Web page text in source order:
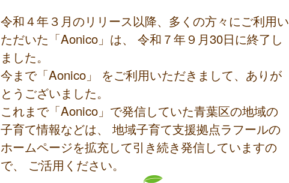
令和４年３月のリリース以降、多くの方々にご利用い
ただいた「Aonico」は、 令和７年９月30日に終了し
ました。
今まで「Aonico」 をご利用いただきまして、ありが
とうございました。
これまで「Aonico」で発信していた青葉区の地域の
子育て情報などは、 地域子育て支援拠点ラフールの
ホームページを拡充して引き続き発信していますの
で、 ご活用ください。